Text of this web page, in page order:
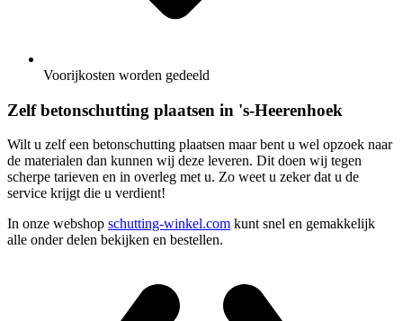
Voorijkosten worden gedeeld
Zelf betonschutting plaatsen in 's-Heerenhoek
Wilt u zelf een betonschutting plaatsen maar bent u wel opzoek naar
de materialen dan kunnen wij deze leveren. Dit doen wij tegen
scherpe tarieven en in overleg met u. Zo weet u zeker dat u de
service krijgt die u verdient!
In onze webshop schutting-winkel.com kunt snel en gemakkelijk
alle onder delen bekijken en bestellen.